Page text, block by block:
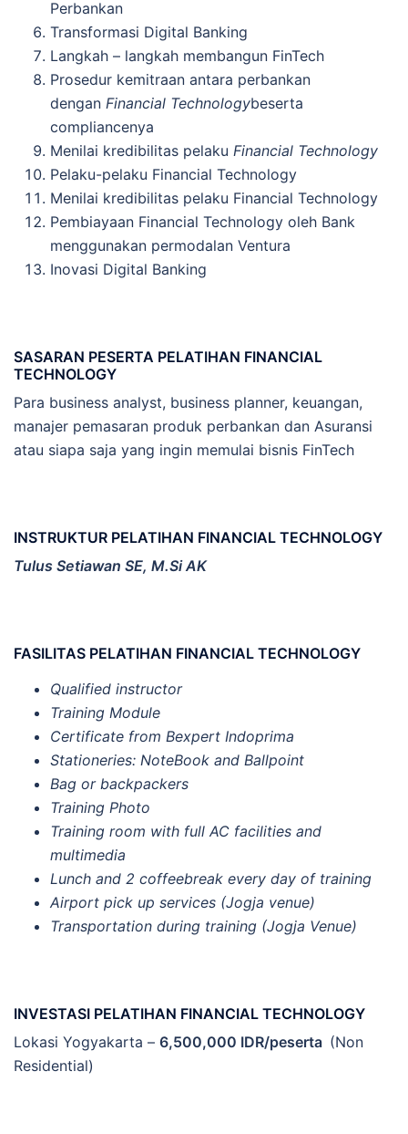
Perbankan
Transformasi Digital Banking
Langkah – langkah membangun FinTech
Prosedur kemitraan antara perbankan
dengan Financial Technologybeserta
compliancenya
Menilai kredibilitas pelaku Financial Technology
Pelaku-pelaku Financial Technology
Menilai kredibilitas pelaku Financial Technology
Pembiayaan Financial Technology oleh Bank
menggunakan permodalan Ventura
Inovasi Digital Banking
SASARAN PESERTA PELATIHAN FINANCIAL
TECHNOLOGY
Para business analyst, business planner, keuangan,
manajer pemasaran produk perbankan dan Asuransi
atau siapa saja yang ingin memulai bisnis FinTech
INSTRUKTUR PELATIHAN FINANCIAL TECHNOLOGY
Tulus Setiawan SE, M.Si AK
FASILITAS PELATIHAN FINANCIAL TECHNOLOGY
Qualified instructor
Training Module
Certificate from Bexpert Indoprima
Stationeries: NoteBook and Ballpoint
Bag or backpackers
Training Photo
Training room with full AC facilities and
multimedia
Lunch and 2 coffeebreak every day of training
Airport pick up services (Jogja venue)
Transportation during training (Jogja Venue)
INVESTASI PELATIHAN FINANCIAL TECHNOLOGY
Lokasi Yogyakarta – 6,500,000 IDR/peserta (Non
Residential)